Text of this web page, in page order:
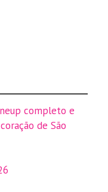
completo e
de São